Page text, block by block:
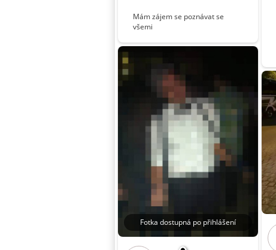
Mám zájem se poznávat se
všemi
Fotka dostupná po přihlášení